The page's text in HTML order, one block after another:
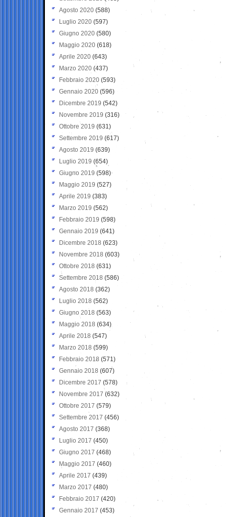
Agosto 2020 (588)
Luglio 2020 (597)
Giugno 2020 (580)
Maggio 2020 (618)
Aprile 2020 (643)
Marzo 2020 (437)
Febbraio 2020 (593)
Gennaio 2020 (596)
Dicembre 2019 (542)
Novembre 2019 (316)
Ottobre 2019 (631)
Settembre 2019 (617)
Agosto 2019 (639)
Luglio 2019 (654)
Giugno 2019 (598)
Maggio 2019 (527)
Aprile 2019 (383)
Marzo 2019 (562)
Febbraio 2019 (598)
Gennaio 2019 (641)
Dicembre 2018 (623)
Novembre 2018 (603)
Ottobre 2018 (631)
Settembre 2018 (586)
Agosto 2018 (362)
Luglio 2018 (562)
Giugno 2018 (563)
Maggio 2018 (634)
Aprile 2018 (547)
Marzo 2018 (599)
Febbraio 2018 (571)
Gennaio 2018 (607)
Dicembre 2017 (578)
Novembre 2017 (632)
Ottobre 2017 (579)
Settembre 2017 (456)
Agosto 2017 (368)
Luglio 2017 (450)
Giugno 2017 (468)
Maggio 2017 (460)
Aprile 2017 (439)
Marzo 2017 (480)
Febbraio 2017 (420)
Gennaio 2017 (453)